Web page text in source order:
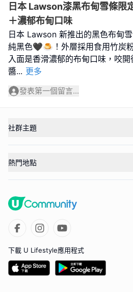
日本 Lawson漆黑布甸雪條限
＋濃郁布甸口味
日本 Lawson 新推出的黑色布甸
純黑色🖤🍮！外層採用食用竹炭
入面是香滑濃郁的布甸口味，咬
醬... 更多
發表第一個留言...
社群主題
熱門地點
下載 U Lifestyle應用程式